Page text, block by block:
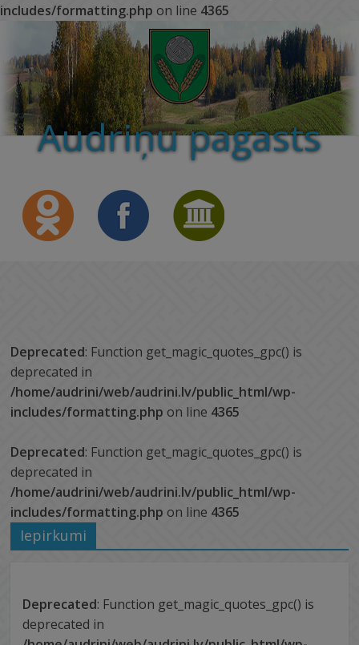
includes/formatting.php on line 4365
Audriņu pagasts
Deprecated: Function get_magic_quotes_gpc() is
deprecated in
/home/audrini/web/audrini.lv/public_html/wp-
includes/formatting.php on line 4365
Deprecated: Function get_magic_quotes_gpc() is
deprecated in
/home/audrini/web/audrini.lv/public_html/wp-
includes/formatting.php on line 4365
Iepirkumi
Deprecated: Function get_magic_quotes_gpc() is
deprecated in